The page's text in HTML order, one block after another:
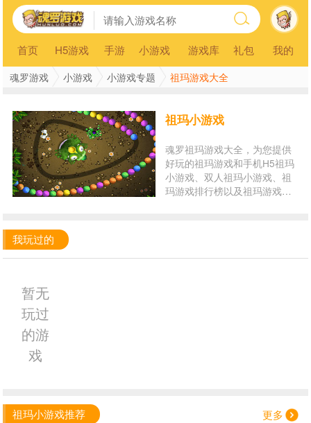
首页 H5游戏 手游 小游戏 游戏库 礼包 我的
魂罗游戏 小游戏 小游戏专题 祖玛游戏大全
祖玛小游戏
魂罗祖玛游戏大全，为您提供
好玩的祖玛游戏和手机H5祖玛
小游戏、双人祖玛小游戏、祖
玛游戏排行榜以及祖玛游戏在
我玩过的
暂无
玩过
的游
戏
祖玛小游戏推荐 更多